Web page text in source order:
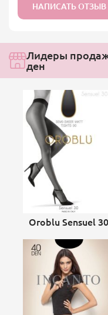
НАПИСАТЬ ОТЗЫВ
Лидеры продаж
ден
Oroblu Sensuel 30